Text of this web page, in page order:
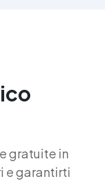
gratuite in
e garantirti